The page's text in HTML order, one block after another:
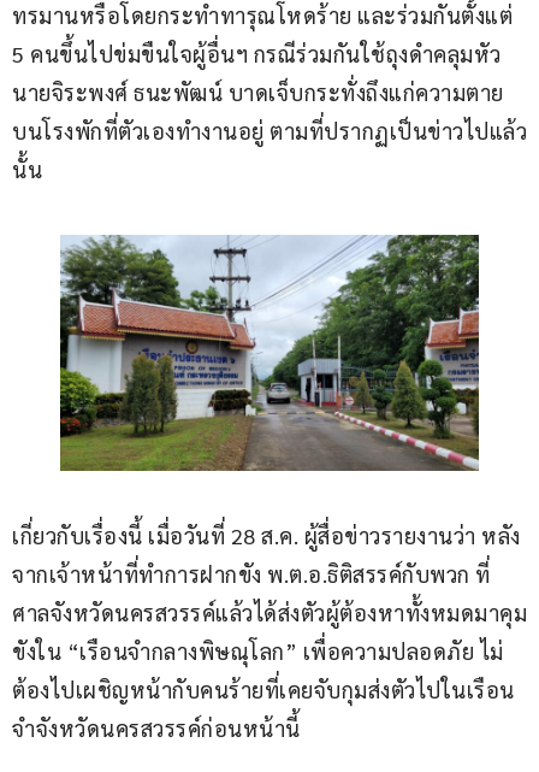
ทรมานหรือโดยกระทำทารุณโหดร้าย และร่วมกันตั้งแต่
5 คนขึ้นไปข่มขืนใจผู้อื่นฯ กรณีร่วมกันใช้ถุงดำคลุมหัว
นายจิระพงศ์ ธนะพัฒน์ บาดเจ็บกระทั่งถึงแก่ความตาย
บนโรงพักที่ตัวเองทำงานอยู่ ตามที่ปรากฏเป็นข่าวไปแล้ว
นั้น
เกี่ยวกับเรื่องนี้ เมื่อวันที่ 28 ส.ค. ผู้สื่อข่าวรายงานว่า หลัง
จากเจ้าหน้าที่ทำการฝากขัง พ.ต.อ.ธิติสรรค์กับพวก ที่
ศาลจังหวัดนครสวรรค์แล้วได้ส่งตัวผู้ต้องหาทั้งหมดมาคุม
ขังใน “เรือนจำกลางพิษณุโลก” เพื่อความปลอดภัย ไม่
ต้องไปเผชิญหน้ากับคนร้ายที่เคยจับกุมส่งตัวไปในเรือน
จำจังหวัดนครสวรรค์ก่อนหน้านี้